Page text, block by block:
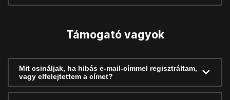
Támogató vagyok
Mit csináljak, ha hibás e-mail-címmel regisztráltam,
vagy elfelejtettem a címet?